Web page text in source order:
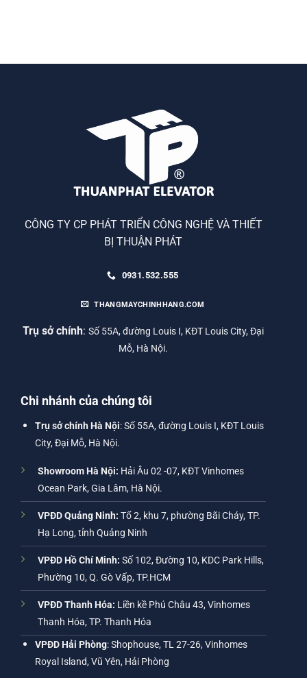
CÔNG TY CP PHÁT TRIỂN CÔNG NGHỆ VÀ THIẾT
BỊ THUẬN PHÁT
0931.532.555
THANGMAYCHINHHANG.COM
Trụ sở chính: Số 55A, đường Louis I, KĐT Louis City, Đại
Mỗ, Hà Nội.
Chi nhánh của chúng tôi
Trụ sở chính Hà Nội: Số 55A, đường Louis I, KĐT Louis
City, Đại Mỗ, Hà Nội.
Showroom Hà Nội: Hải Âu 02 -07, KĐT Vinhomes
Ocean Park, Gia Lâm, Hà Nội.
VPĐD Quảng Ninh: Tổ 2, khu 7, phường Bãi Cháy, TP.
Hạ Long, tỉnh Quảng Ninh
VPĐD Hồ Chí Minh: Số 102, Đường 10, KDC Park Hills,
Phường 10, Q. Gò Vấp, TP.HCM
VPĐD Thanh Hóa: Liền kề Phú Châu 43, Vinhomes
Thanh Hóa, TP. Thanh Hóa
VPĐD Hải Phòng: Shophouse, TL 27-26, Vinhomes
Royal Island, Vũ Yên, Hải Phòng